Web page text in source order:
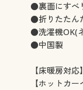
●裏面にすべ
●折りたたん
●洗濯機OK(
●中国製
【床暖房対応】
【ホットカ